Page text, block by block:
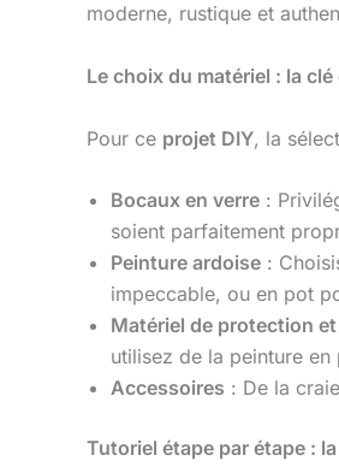
moderne, rustique et
Le choix du matériel : la
Pour ce projet DIY, la
Bocaux en verre :
soient parfaitement
Peinture ardoise :
impeccable, ou en pot
Matériel de protection
utilisez de la peinture en
Accessoires : De la
Tutoriel étape par étape :